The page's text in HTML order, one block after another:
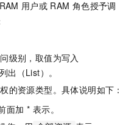
RAM 用户或 RAM 角色授予调
级别，取值为写入
出（List）。
的资源类型。具体说明如下：
面加 * 表示。